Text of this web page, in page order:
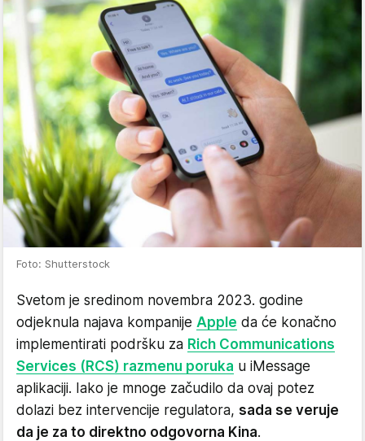
Foto: Shutterstock
Svetom je sredinom novembra 2023. godine
odjeknula najava kompanije Apple da će konačno
implementirati podršku za Rich Communications
Services (RCS) razmenu poruka u iMessage
aplikaciji. Iako je mnoge začudilo da ovaj potez
dolazi bez intervencije regulatora, sada se veruje
da je za to direktno odgovorna Kina.